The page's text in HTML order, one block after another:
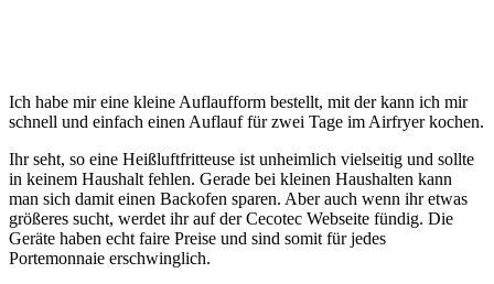
Ich habe mir eine kleine Auflaufform bestellt, mit der kann ich mir
schnell und einfach einen Auflauf für zwei Tage im Airfryer kochen.
Ihr seht, so eine Heißluftfritteuse ist unheimlich vielseitig und sollte
in keinem Haushalt fehlen. Gerade bei kleinen Haushalten kann
man sich damit einen Backofen sparen. Aber auch wenn ihr etwas
größeres sucht, werdet ihr auf der Cecotec Webseite fündig. Die
Geräte haben echt faire Preise und sind somit für jedes
Portemonnaie erschwinglich.